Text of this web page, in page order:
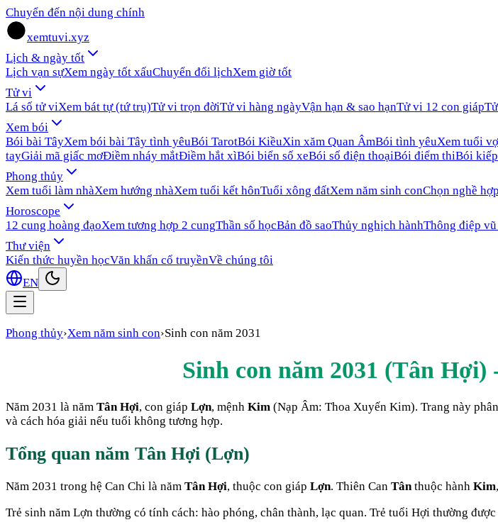
Chuyển đến nội dung chính
xemtuvi.xyz
Lịch & ngày tốt
Lịch vạn sựXem ngày tốt xấuChuyển đổi lịchXem giờ tốt
Tử vi
Lá số tử viXem bát tự (tứ trụ)Tử vi trọn đờiTử vi hàng ngàyVận hạn & sao hạnTử vi 12 con giáp
Xem bói
Bói bài TâyXem bói bài Tây tình yêuBói TarotBói KiềuXin xăm Quan ÂmBói tình yêuXem tuổi
tayGiải mã giấc mơĐiềm nháy mắtĐiềm hắt xìBói biển số xeBói số điện thoạiBói điểm thiBói
Phong thủy
Xem tuổi làm nhàXem hướng nhàXem tuổi kết hônTuổi xông đấtXem năm sinh conChọn nghề
Horoscope
12 cung hoàng đạoXem tương hợp 2 cungThần số họcBản đồ saoThủy nghịch hànhThông điệp
Thư viện
Kiến thức huyền họcVăn khấn cổ truyềnVề chúng tôi
EN
Phong thủy›Xem năm sinh con›Sinh con năm 2031
Sinh con năm 2031 (Tân Hợi)
Năm 2031 là năm Tân Hợi, con giáp Lợn, mệnh Kim (Nạp Âm: Thoa Xuyến Kim). Trang này
và cách hóa giải nếu tuổi không tương hợp.
Tổng quan năm Tân Hợi (Lợn)
Năm 2031 trong hệ Can Chi là năm Tân Hợi, thuộc con giáp Lợn. Thiên Can Tânthuộc hành Kim
Trẻ sinh năm Lợn thường có tính cách: hào phóng, chân thành, lạc quan. Trẻ tuổi Hợi thường